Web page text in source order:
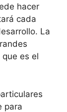
hacer
cada
La
es el
para